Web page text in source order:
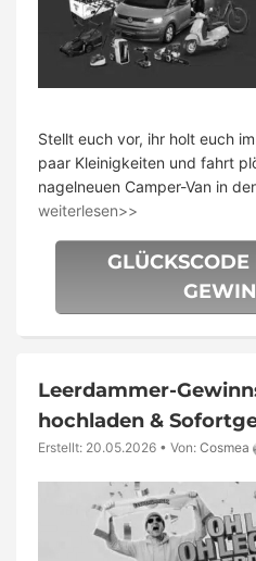
Stellt euch vor, ihr holt euch
paar Kleinigkeiten und fahrt
nagelneuen Camper-Van in
weiterlesen>>
Leerdammer-
hochladen &
Erstellt: 20.05.2026 • Von: Cosmea